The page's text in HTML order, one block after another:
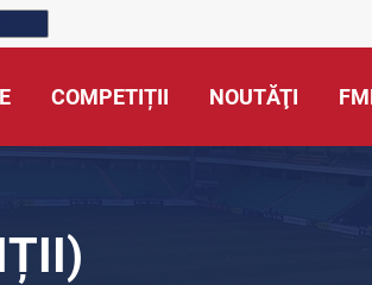
COMPETIȚII NOUTĂŢI